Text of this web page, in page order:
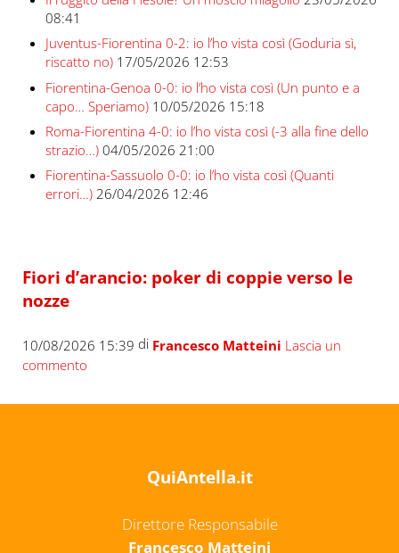
08:41
Juventus-Fiorentina 0-2: io l’ho vista così (Goduria sì,
riscatto no) 17/05/2026 12:53
Fiorentina-Genoa 0-0: io l’ho vista così (Un punto e a
capo… Speriamo) 10/05/2026 15:18
Roma-Fiorentina 4-0: io l’ho vista così (-3 alla fine dello
strazio…) 04/05/2026 21:00
Fiorentina-Sassuolo 0-0: io l’ho vista così (Quanti
errori…) 26/04/2026 12:46
Fiori d’arancio: poker di coppie verso le
nozze
10/08/2026 15:39 di Francesco Matteini Lascia un
commento
QuiAntella.it
Direttore Responsabile
Francesco Matteini